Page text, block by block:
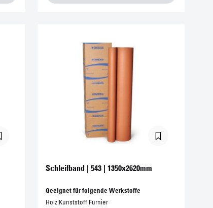
Schleifband | 543 | 1350x2620mm
Geeignet für folgende Werkstoffe
Holz|Kunststoff|Furnier